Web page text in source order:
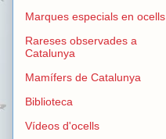
Marques especials en ocells
Rareses observades a
Catalunya
Mamífers de Catalunya
Biblioteca
Vídeos d'ocells